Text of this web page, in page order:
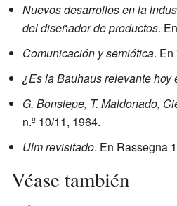
Nuevos desarrollos en la
del diseñador de productos.
Comunicación y semiótica. En
¿Es la Bauhaus relevante hoy
G. Bonsiepe, T. Maldonado,
n.º 10/11, 1964.
Ulm revisitado. En Rassegna
Véase también